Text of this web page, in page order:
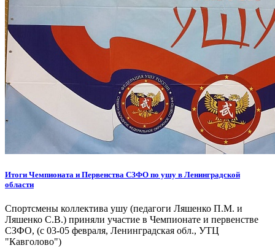
Итоги Чемпионата и Первенства СЗФО по ушу в Ленинградской
области
Спортсмены коллектива ушу (педагоги Ляшенко П.М. и
Ляшенко С.В.) приняли участие в Чемпионате и первенстве
СЗФО, (с 03-05 февраля, Ленинградская обл., УТЦ
"Кавголово")